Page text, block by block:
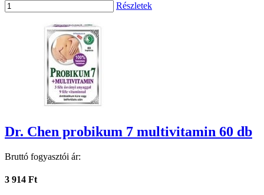
Részletek
Dr. Chen probikum 7 multivitamin 60 db
Bruttó fogyasztói ár:
3 914 Ft